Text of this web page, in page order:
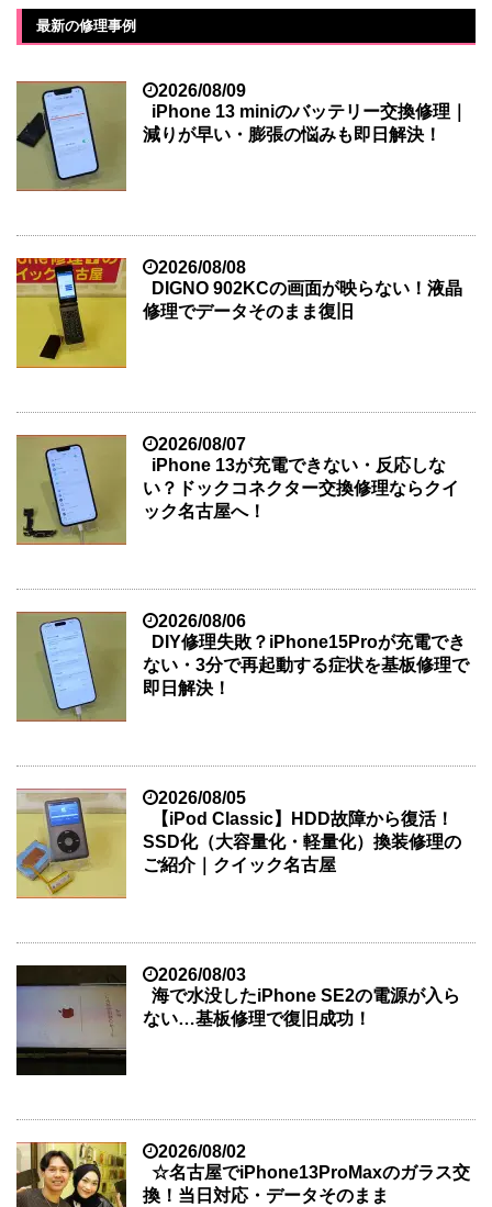
最新の修理事例
2026/08/09
iPhone 13 miniのバッテリー交換修理｜
減りが早い・膨張の悩みも即日解決！
2026/08/08
DIGNO 902KCの画面が映らない！液晶
修理でデータそのまま復旧
2026/08/07
iPhone 13が充電できない・反応しな
い？ドックコネクター交換修理ならクイ
ック名古屋へ！
2026/08/06
DIY修理失敗？iPhone15Proが充電でき
ない・3分で再起動する症状を基板修理で
即日解決！
2026/08/05
【iPod Classic】HDD故障から復活！
SSD化（大容量化・軽量化）換装修理の
ご紹介｜クイック名古屋
2026/08/03
海で水没したiPhone SE2の電源が入ら
ない…基板修理で復旧成功！
2026/08/02
☆名古屋でiPhone13ProMaxのガラス交
換！当日対応・データそのまま